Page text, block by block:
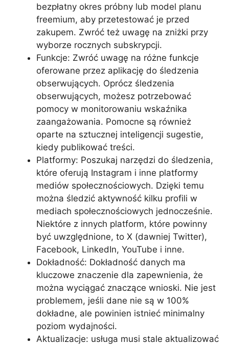
bezpłatny okres próbny lub model planu
freemium, aby przetestować je przed
zakupem. Zwróć też uwagę na zniżki przy
wyborze rocznych subskrypcji.
Funkcje: Zwróć uwagę na różne funkcje
oferowane przez aplikację do śledzenia
obserwujących. Oprócz śledzenia
obserwujących, możesz potrzebować
pomocy w monitorowaniu wskaźnika
zaangażowania. Pomocne są również
oparte na sztucznej inteligencji sugestie,
kiedy publikować treści.
Platformy: Poszukaj narzędzi do śledzenia,
które oferują Instagram i inne platformy
mediów społecznościowych. Dzięki temu
można śledzić aktywność kilku profili w
mediach społecznościowych jednocześnie.
Niektóre z innych platform, które powinny
być uwzględnione, to X (dawniej Twitter),
Facebook, LinkedIn, YouTube i inne.
Dokładność: Dokładność danych ma
kluczowe znaczenie dla zapewnienia, że
można wyciągać znaczące wnioski. Nie jest
problemem, jeśli dane nie są w 100%
dokładne, ale powinien istnieć minimalny
poziom wydajności.
Aktualizacje: usługa musi stale aktualizować